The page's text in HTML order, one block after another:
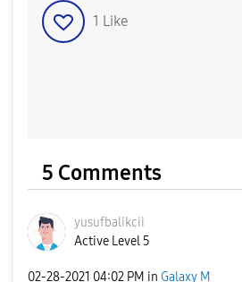
1 Like
5 Comments
yusufbalikcii
Active Level 5
‎02-28-2021 04:02 PM in Galaxy M